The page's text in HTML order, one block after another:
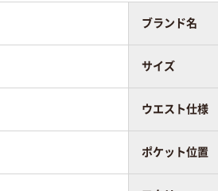
ブランド名
サイズ
ウエスト仕様
ポケット位置